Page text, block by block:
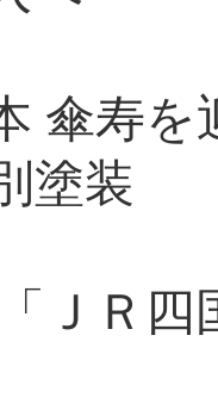
傘寿
塗装
ＪＲ